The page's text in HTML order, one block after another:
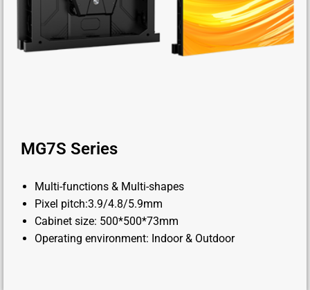
MG7S Series
Multi-functions & Multi-shapes
Pixel pitch:3.9/4.8/5.9mm
Cabinet size: 500*500*73mm
Operating environment: Indoor & Outdoor